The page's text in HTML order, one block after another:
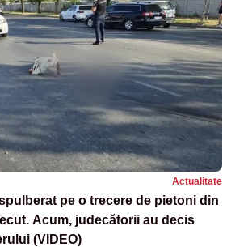
Actualitate
pe o trecere de pietoni din
Acum, judecătorii au decis
(VIDEO)